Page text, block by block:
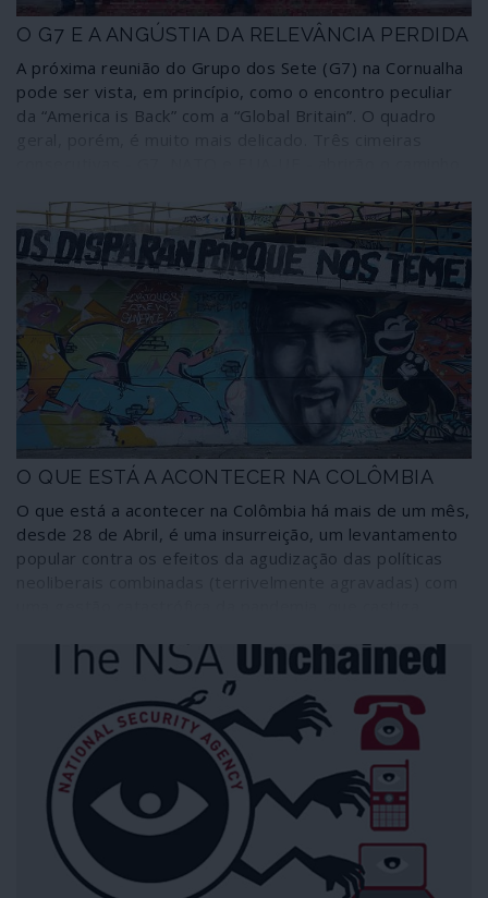
O G7 E A ANGÚSTIA DA RELEVÂNCIA PERDIDA
A próxima reunião do Grupo dos Sete (G7) na Cornualha
pode ser vista, em princípio, como o encontro peculiar
da “America is Back” com a “Global Britain”. O quadro
ansiedade: a cimeira Putin-Biden em Genebra, que
certamente não será um reinício.
O QUE ESTÁ A ACONTECER NA COLÔMBIA
O que está a acontecer na Colômbia há mais de um mês,
desde 28 de Abril, é uma insurreição, um levantamento
popular contra os efeitos da agudização das políticas
a acontecer na Colômbia é uma resposta brutal do
narco-Estado fascista contra a generalidade da
população através de um aparelho repressivo montado
ao longo de seis décadas e que tem nas forças armadas
o principal suporte, articulando as polícias de segurança,
as unidades móveis de assalto e a entranhada teia de
grupos paramilitares ou esquadrões da morte.